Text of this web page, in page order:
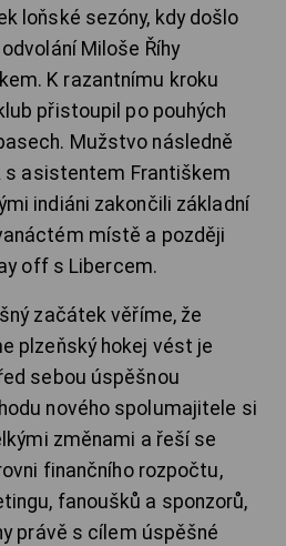
loňské sezóny, kdy došlo
Miloše Říhy
K razantnímu kroku
přistoupil po pouhých
Mužstvo následně
s asistentem Františkem
indiáni zakončili základní
místě a později
off s Libercem.
začátek věříme, že
plzeňský hokej vést je
sebou úspěšnou
nového spolumajitele si
změnami a řeší se
finančního rozpočtu,
fanoušků a sponzorů,
právě s cílem úspěšné